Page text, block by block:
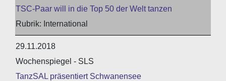
TSC-Paar will in die Top 50 der Welt tanzen
International
29.11.2018
Wochenspiegel - SLS
TanzSAL präsentiert Schwanensee